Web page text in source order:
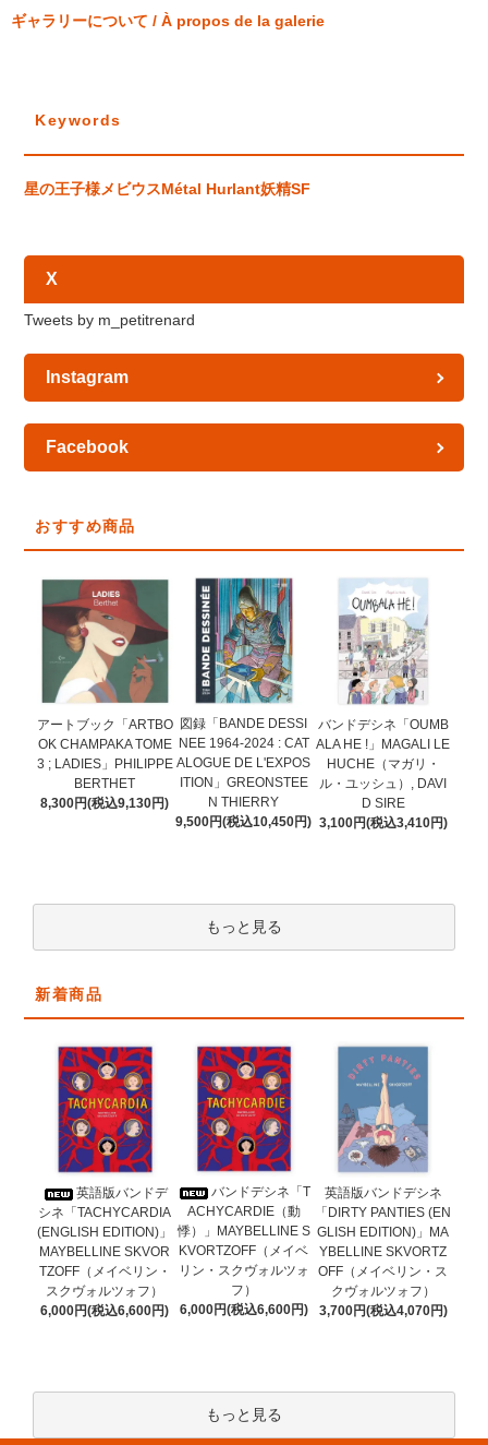
ギャラリーについて / À propos de la galerie
Keywords
星の王子様メビウスMétal Hurlant妖精SF
X
Tweets by m_petitrenard
Instagram
Facebook
おすすめ商品
アートブック「ARTBO
OK CHAMPAKA TOME
3 ; LADIES」PHILIPPE
BERTHET
8,300円(税込9,130円)
図録「BANDE DESSI
NEE 1964-2024 : CAT
ALOGUE DE L'EXPOS
ITION」GREONSTEE
N THIERRY
9,500円(税込10,450円)
バンドデシネ「OUMB
ALA HE !」MAGALI LE
HUCHE（マガリ・
ル・ユッシュ）, DAVI
D SIRE
3,100円(税込3,410円)
もっと見る
新着商品
英語版バンドデ
シネ「TACHYCARDIA
(ENGLISH EDITION)」
MAYBELLINE SKVOR
TZOFF（メイベリン・
スクヴォルツォフ）
6,000円(税込6,600円)
バンドデシネ「T
ACHYCARDIE（動
悸）」MAYBELLINE S
KVORTZOFF（メイベ
リン・スクヴォルツォ
フ）
6,000円(税込6,600円)
英語版バンドデシネ
「DIRTY PANTIES (EN
GLISH EDITION)」MA
YBELLINE SKVORTZ
OFF（メイベリン・ス
クヴォルツォフ）
3,700円(税込4,070円)
もっと見る